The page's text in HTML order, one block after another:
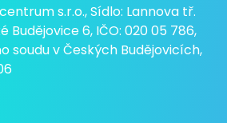
s.r.o., Sídlo: Lannova tř.
Budějovice 6, IČO: 020 05 786,
soudu v Českých Budějovicích,